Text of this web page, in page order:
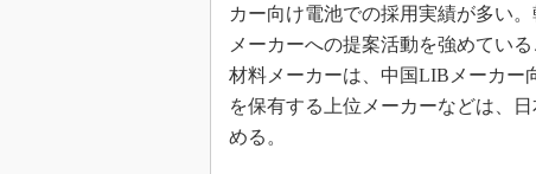
カー向け電池での採用実績が多い
メーカーへの提案活動を強めてい
材料メーカーは、中国LIBメーカー
を保有する上位メーカーなどは、
める。